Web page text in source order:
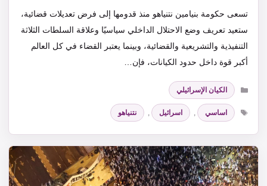
تسعى حكومة بنيامين نتنياهو منذ قدومها إلى فرض تعديلات قضائية،
ستعيد تعريف وضع الاحتلال الداخلي سياسيًا وعلاقة السلطات الثلاثة
التنفيذية والتشريعية والقضائية، وبينما يعتبر القضاء في كل العالم
أكبر قوة داخل حدود الكيانات، فإن…
التصنيفات
الكيان الإسرائيلي
الوسوم
اساسي , اسرائيل , نتنياهو